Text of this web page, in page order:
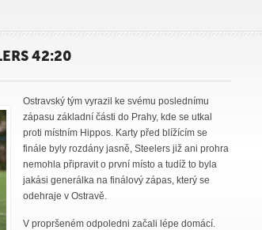
42:20
Ostravský tým vyrazil ke svému poslednímu
zápasu základní části do Prahy, kde se utkal
proti místním Hippos. Karty před blížícím se
finále byly rozdány jasně, Steelers již ani prohra
nemohla připravit o první místo a tudíž to byla
jakási generálka na finálový zápas, který se
odehraje v Ostravě.
V propršeném odpoledni začali lépe domácí.